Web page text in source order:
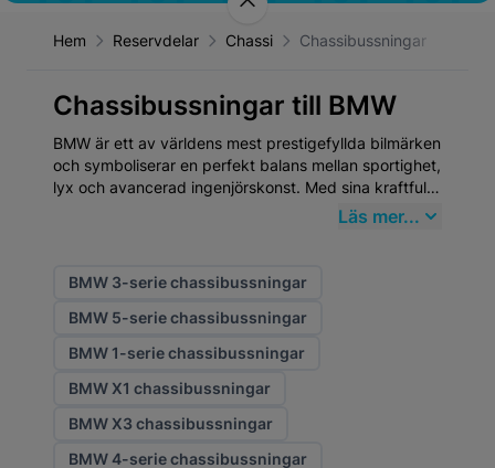
Hem Reservdelar Chassi Chassibussningar
Chassibussningar till BMW
BMW är ett av världens mest prestigefyllda bilmärken
och symboliserar en perfekt balans mellan sportighet,
lyx och avancerad ingenjörskonst. Med sina kraftfulla
motorer, precisa köregenskaper och exklusiva
bibehålla bilens prestanda och kvalitet är högklassiga
Chassibussningar från Mekster.se ett smart val.
Läs mer...
BMW 3-serie chassibussningar
BMW 5-serie chassibussningar
BMW 1-serie chassibussningar
BMW X1 chassibussningar
BMW X3 chassibussningar
BMW 4-serie chassibussningar